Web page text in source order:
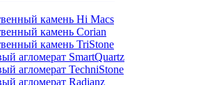
камень Hi Macs
камень Corian
камень TriStone
агломерат SmartQuartz
агломерат TechniStone
агломерат Radianz